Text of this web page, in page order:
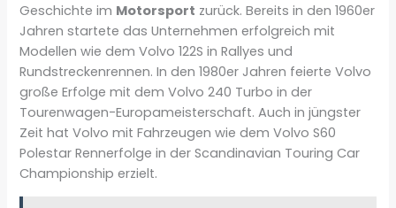
Geschichte im Motorsport zurück. Bereits in den 1960er
Jahren startete das Unternehmen erfolgreich mit
Modellen wie dem Volvo 122S in Rallyes und
Rundstreckenrennen. In den 1980er Jahren feierte Volvo
große Erfolge mit dem Volvo 240 Turbo in der
Tourenwagen-Europameisterschaft. Auch in jüngster
Zeit hat Volvo mit Fahrzeugen wie dem Volvo S60
Polestar Rennerfolge in der Scandinavian Touring Car
Championship erzielt.